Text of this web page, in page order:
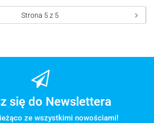
się do Newslettera
ze wszystkimi nowościami!